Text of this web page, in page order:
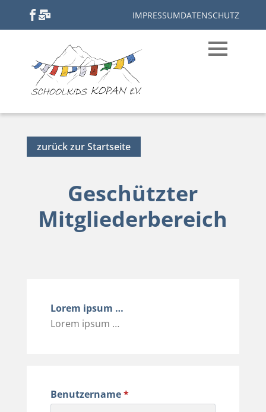
IMPRESSUMDATENSCHUTZ
zurück zur Startseite
Geschützter
Mitgliederbereich
Lorem ipsum …
Lorem ipsum …
Benutzername*